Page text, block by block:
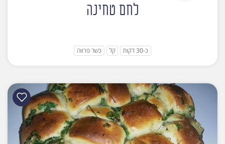
לחם טחינה
כ-30 דקות קל כשר פרווה